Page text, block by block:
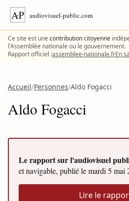
Aller au contenu
Ce site est unecontribution citoyenne
l'Assemblée nationale ou le gouvernement.
Rapport officiel :assemblee-nationale.frEn
Accueil/Personnes/Aldo Fogacci
Aldo Fogacci
Le rapport sur l'audiovisuel
et navigable, publié lemardi 5 mai
Lire le